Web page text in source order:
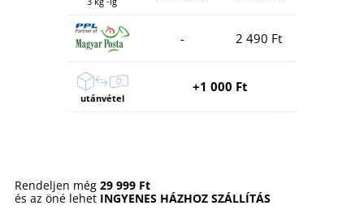
- 2 490 Ft
utánvétel
+1 000 Ft
Rendeljen még 29 999 Ft
és az öné lehet INGYENES HÁZHOZ SZÁLLÍTÁS